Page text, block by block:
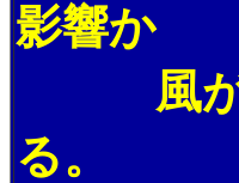
影響か
風が強
る。